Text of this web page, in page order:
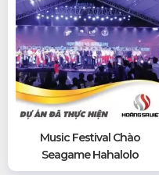
Music Festival Chào
Seagame Hahalolo